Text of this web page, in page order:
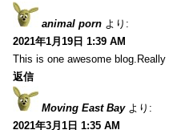
animal porn より:
2021年1月19日 1:39 AM
This is one awesome blog.Really
返信
Moving East Bay より:
2021年3月1日 1:35 AM